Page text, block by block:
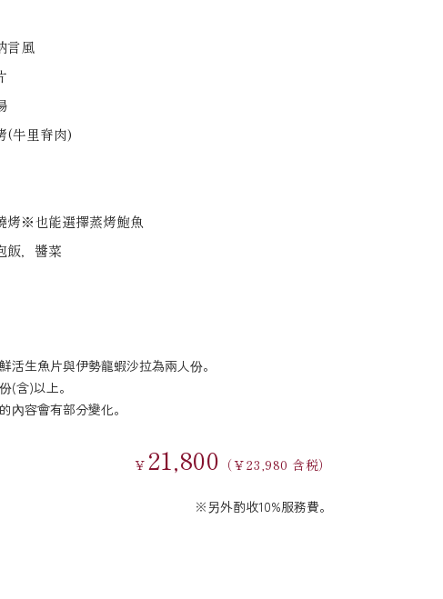
言風
(牛里脊肉)
烤※也能選擇蒸烤鮑魚
飯，醬菜
活生魚片與伊勢龍蝦沙拉為兩人份。
(含)以上。
內容會有部分變化。
￥ 21,800 （￥23,980 含税）
※另外酌收10%服務費。